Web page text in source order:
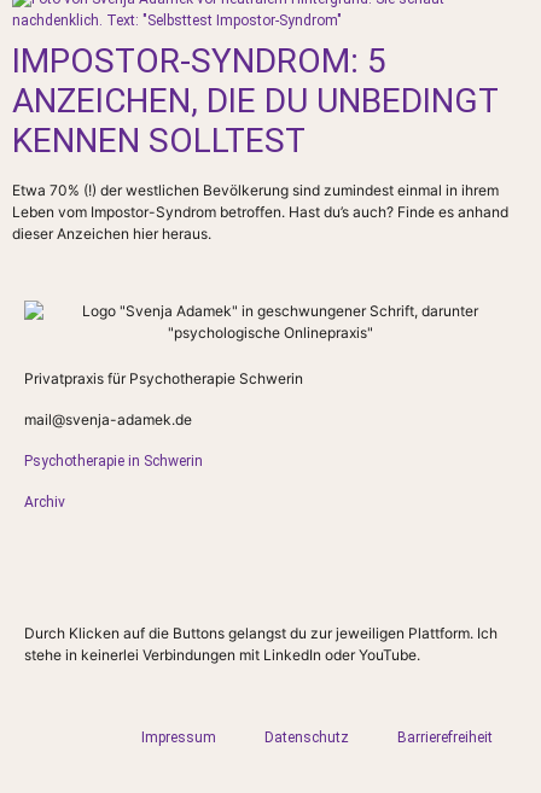
IMPOSTOR-SYNDROM: 5
ANZEICHEN, DIE DU UNBEDINGT
KENNEN SOLLTEST
Etwa 70% (!) der westlichen Bevölkerung sind zumindest einmal in ihrem
Leben vom Impostor-Syndrom betroffen. Hast du’s auch? Finde es anhand
dieser Anzeichen hier heraus.
Privatpraxis für Psychotherapie Schwerin
mail@svenja-adamek.de
Psychotherapie in Schwerin
Archiv
Durch Klicken auf die Buttons gelangst du zur jeweiligen Plattform. Ich
stehe in keinerlei Verbindungen mit LinkedIn oder YouTube.
Impressum Datenschutz Barrierefreiheit